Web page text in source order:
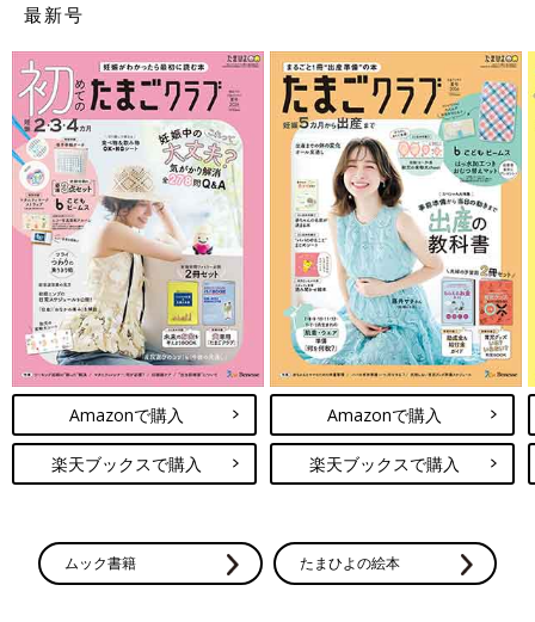
最新号
Amazonで購入
楽天ブックスで購入
Amazonで購入
楽天ブックスで購入
ムック書籍 たまひよの絵本